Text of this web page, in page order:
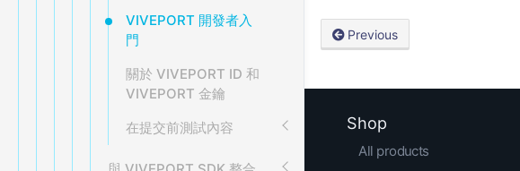
VIVEPORT 開發者入
門
關於 VIVEPORT ID 和
VIVEPORT 金鑰
在提交前測試內容
Previous
Shop
All products